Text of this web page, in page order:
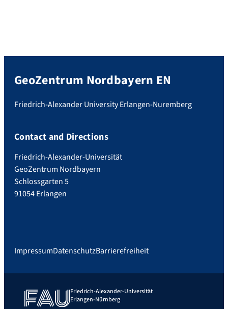
GeoZentrum Nordbayern EN
Friedrich-Alexander University Erlangen-Nuremberg
Contact and Directions
Friedrich-Alexander-Universität
GeoZentrum Nordbayern
Schlossgarten 5
91054 Erlangen
ImpressumDatenschutzBarrierefreiheit
Friedrich-Alexander-Universität
Erlangen-Nürnberg